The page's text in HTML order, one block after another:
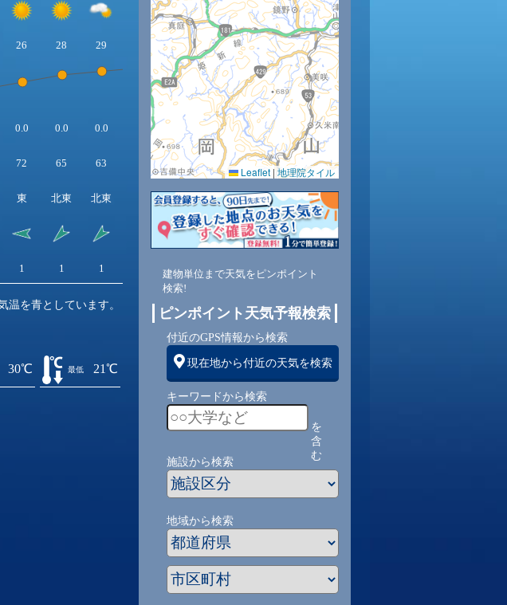
26 28 29 30 30 29 28
0.0 0.0 0.0 0.0 0.0 0.0 0.0 0.0
72 65 63 58 61 64 66 71
東 北東 北東 北東 北東 北東 北東
1 1 1 3 3 3 3
を青としています。
30℃ 最低 21℃
Leaflet | 地理院タイル
建物単位まで天気をピンポイント
検索!
ピンポイント天気予報検索
付近のGPS情報から検索
現在地から付近の天気を検索
キーワードから検索
を
含
む
施設から検索
地域から検索